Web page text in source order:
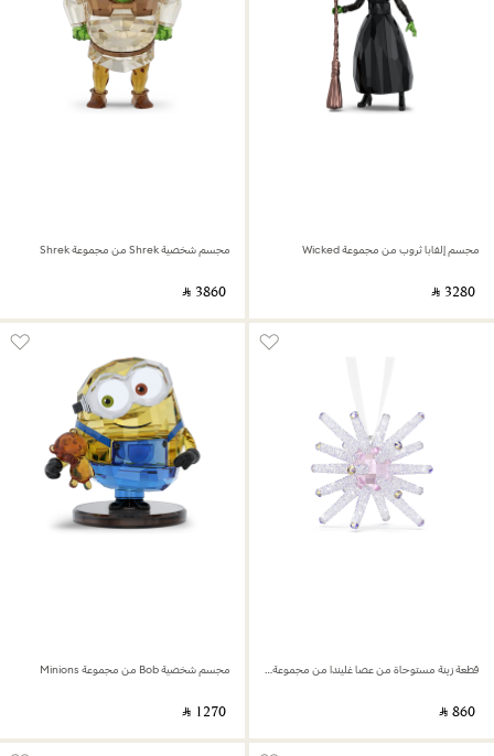
مجسم إلفابا ثروب من مجموعة Wicked
‎ ⃁ ⁦3280⁩ ‎
مجسم شخصية Shrek من مجموعة Shrek
‎ ⃁ ⁦3860⁩ ‎
قطعة زينة مستوحاة من عصا غليندا من مجموعة Wicked
‎ ⃁ ⁦860⁩ ‎
مجسم شخصية Bob من مجموعة Minions
‎ ⃁ ⁦1270⁩ ‎